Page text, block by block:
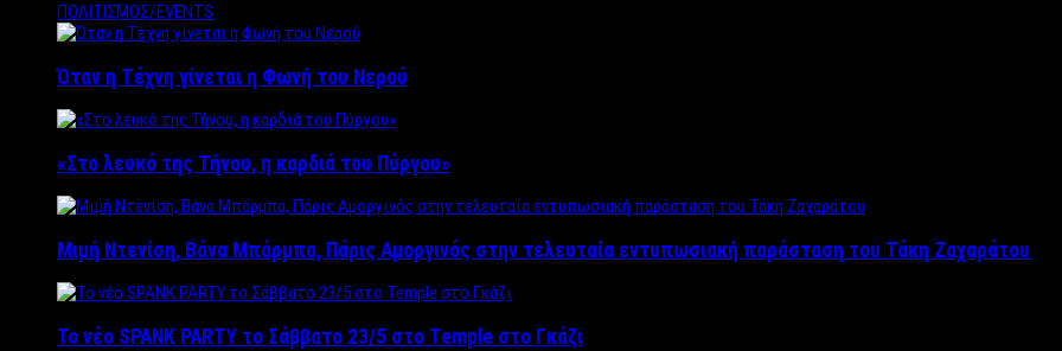
ΠΟΛΙΤΙΣΜΟΣ/EVENTS
Όταν η Τέχνη γίνεται η Φωνή του Νερού
«Στο λευκό της Τήνου, η καρδιά του Πύργου»
Μιμή Ντενίση, Βάνα Μπάρμπα, Πάρις Αμοργινός στην τελευταία εντυπωσιακή παράσταση του Τάκη Ζαχαράτου
Το νέο SPANK PARTY το Σάββατο 23/5 στο Temple στο Γκάζι